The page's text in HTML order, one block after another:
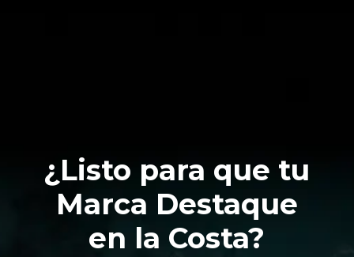
¿Listo para que tu
Marca Destaque
en la Costa?